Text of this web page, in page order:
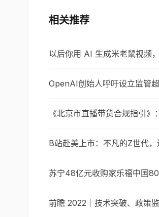
相关推荐
以后你用 AI 生成米老鼠视频
OpenAI创始人呼吁设立监管
《北京市直播带货合规指引
B站赴美上市：不凡的Z世代
苏宁48亿元收购家乐福中国
前瞻 2022｜技术突破、政策